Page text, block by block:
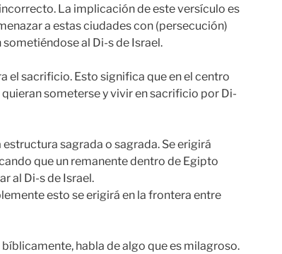
La implicación de este versículo es
a estas ciudades con (persecución)
al Di-s de Israel.
el sacrificio. Esto significa que en el centro
someterse y vivir en sacrificio por Di-
estructura sagrada o sagrada. Se erigirá
que un remanente dentro de Egipto
al Di-s de Israel.
esto se erigirá en la frontera entre
bíblicamente, habla de algo que es milagroso.